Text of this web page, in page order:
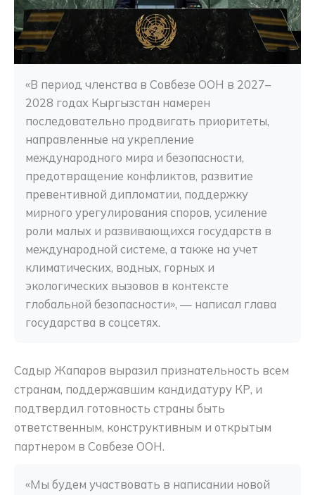
«В период членства в Совбезе ООН в 2027–
2028 годах Кыргызстан намерен
последовательно продвигать приоритеты,
направленные на укрепление
международного мира и безопасности,
предотвращение конфликтов, развитие
превентивной дипломатии, поддержку
мирного урегулирования споров, усиление
роли малых и развивающихся государств в
международной системе, а также на учет
климатических, водных, горных и
экологических вызовов в контексте
глобальной безопасности», — написал глава
государства в соцсетях.
Садыр Жапаров выразил признательность всем
странам, поддержавшим кандидатуру КР, и
подтвердил готовность страны быть
ответственным, конструктивным и открытым
партнером в Совбезе ООН.
«Мы будем участвовать в написании новой